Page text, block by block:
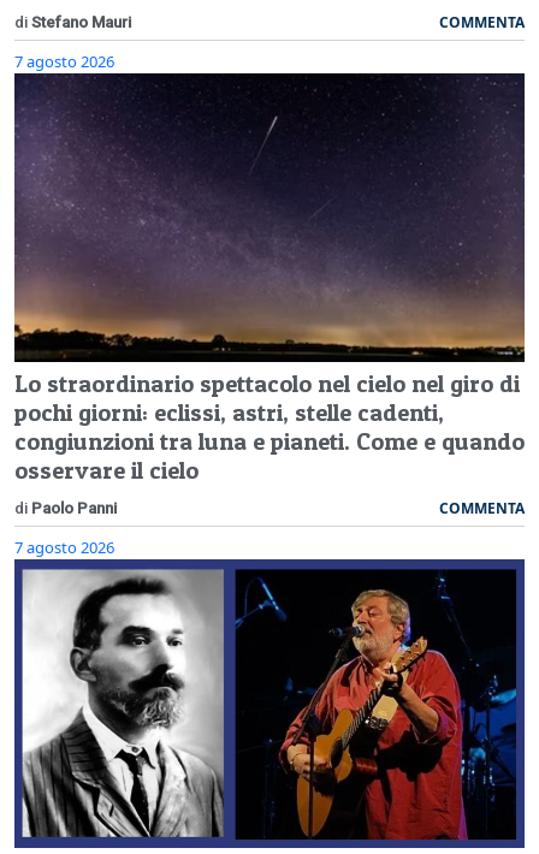
di Stefano Mauri COMMENTA
7 agosto 2026
Lo straordinario spettacolo nel cielo nel giro di
pochi giorni: eclissi, astri, stelle cadenti,
congiunzioni tra luna e pianeti. Come e quando
osservare il cielo
di Paolo Panni COMMENTA
7 agosto 2026